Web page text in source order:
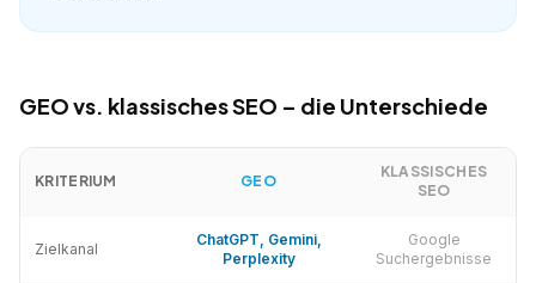
GEO vs. klassisches SEO – die Unterschiede
KRITERIUM GEO
KLASSISCHES
SEO
Zielkanal
ChatGPT, Gemini,
Perplexity
Google
Suchergebnisse